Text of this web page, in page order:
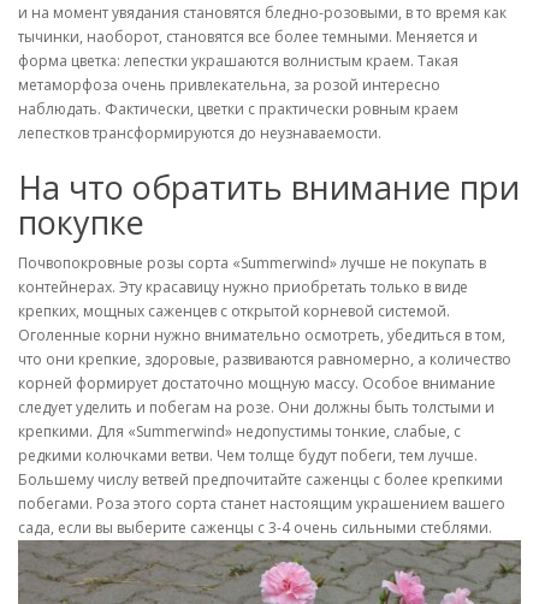
и на момент увядания становятся бледно-розовыми, в то время как
тычинки, наоборот, становятся все более темными. Меняется и
форма цветка: лепестки украшаются волнистым краем. Такая
метаморфоза очень привлекательна, за розой интересно
наблюдать. Фактически, цветки с практически ровным краем
лепестков трансформируются до неузнаваемости.
На что обратить внимание при
покупке
Почвопокровные розы сорта «Summerwind» лучше не покупать в
контейнерах. Эту красавицу нужно приобретать только в виде
крепких, мощных саженцев с открытой корневой системой.
Оголенные корни нужно внимательно осмотреть, убедиться в том,
что они крепкие, здоровые, развиваются равномерно, а количество
корней формирует достаточно мощную массу. Особое внимание
следует уделить и побегам на розе. Они должны быть толстыми и
крепкими. Для «Summerwind» недопустимы тонкие, слабые, с
редкими колючками ветви. Чем толще будут побеги, тем лучше.
Большему числу ветвей предпочитайте саженцы с более крепкими
побегами. Роза этого сорта станет настоящим украшением вашего
сада, если вы выберите саженцы с 3-4 очень сильными стеблями.